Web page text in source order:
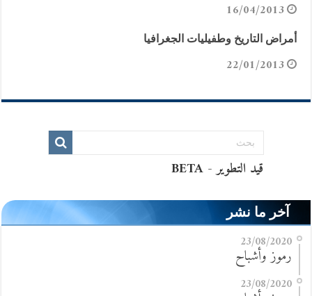
16/04/2013
أمراض التاريخ وطفيليات الجغرافيا
22/01/2013
آخر ما نشر
23/08/2020
رموز وأشباح
23/08/2020